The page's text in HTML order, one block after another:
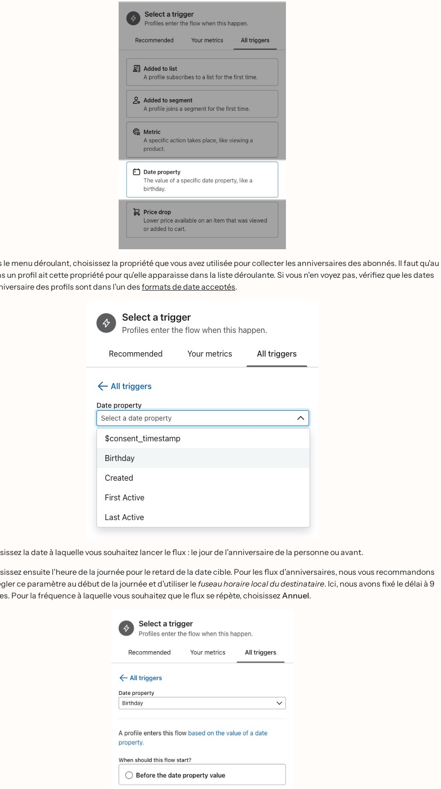
le menu déroulant, choisissez la propriété que vous avez utilisée pour collecter les anniversaires des abonnés. Il faut qu'au
un profil ait cette propriété pour qu'elle apparaisse dans la liste déroulante. Si vous n'en voyez pas, vérifiez que les dates
des profils sont dans l'un des formats de date acceptés.
la date à laquelle vous souhaitez lancer le flux : le jour de l'anniversaire de la personne ou avant.
ensuite l'heure de la journée pour le retard de la date cible. Pour les flux d'anniversaires, nous vous recommandons
ce paramètre au début de la journée et d'utiliser le fuseau horaire local du destinataire. Ici, nous avons fixé le délai à 9
Pour la fréquence à laquelle vous souhaitez que le flux se répète, choisissezAnnuel.